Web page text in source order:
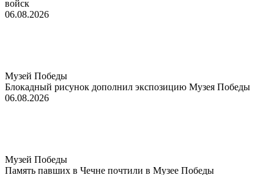
войск
06.08.2026
Музей Победы
Блокадный рисунок дополнил экспозицию Музея Победы
06.08.2026
Музей Победы
Память павших в Чечне почтили в Музее Победы